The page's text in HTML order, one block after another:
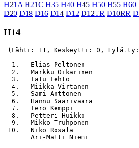
H21A H21C H35 H40 H45 H50 H55 H60
D20 D18 D16 D14 D12 D12TR D10RR
H14
(Lähti: 11, Keskeytti: 0,
1.   Elias Peltonen
2.   Markku Oikarinen
3.   Tatu Lehto
4.   Miikka Virtanen
5.   Sami Anttonen
6.   Hannu Saarivaara
7.   Tero Kemppi
8.   Petteri Huikko
9.   Mikko Truhponen
10.   Niko Rosala